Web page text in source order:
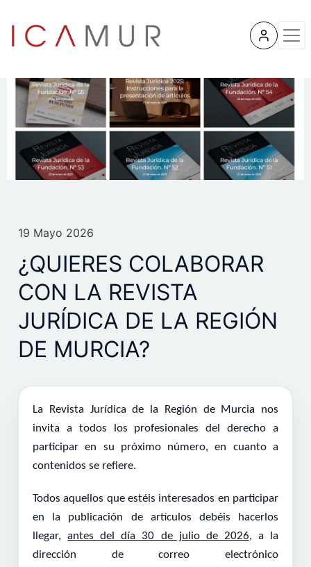
User
19 Mayo 2026
¿QUIERES COLABORAR
CON LA REVISTA
JURÍDICA DE LA REGIÓN
DE MURCIA?
La Revista Jurídica de la Región de Murcia nos
invita a todos los profesionales del derecho a
participar en su próximo número, en cuanto a
contenidos se refiere.
Todos aquellos que estéis interesados en participar
en la publicación de artículos debéis hacerlos
llegar,antes del día 30 de julio de 2026, a la
dirección de correo electrónico